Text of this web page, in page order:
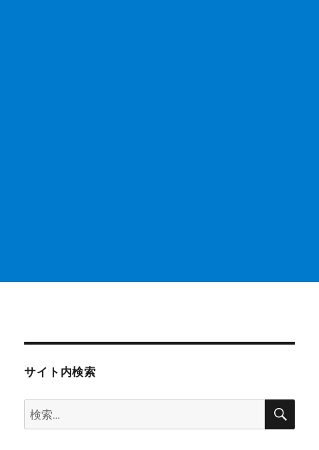
サイト内検索
検
索:
検